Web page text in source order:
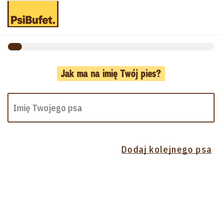
Jak ma na imię Twój pies?
Dodaj kolejnego psa